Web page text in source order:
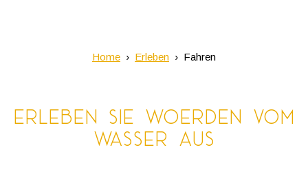
Home Erleben Fahren
Erleben Sie Woerden vom
Wasser aus